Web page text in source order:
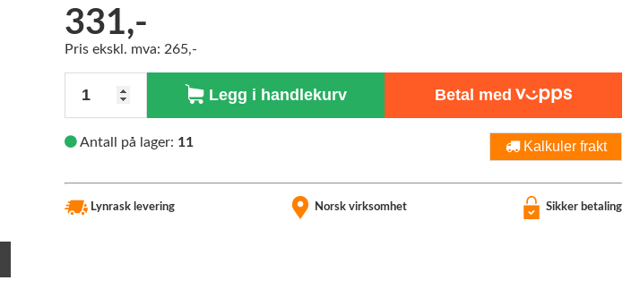
331,-
Pris ekskl. mva: 265,-
Legg i handlekurv Betal med
Antall på lager: 11 Kalkuler frakt
Lynrask levering Norsk virksomhet Sikker betaling